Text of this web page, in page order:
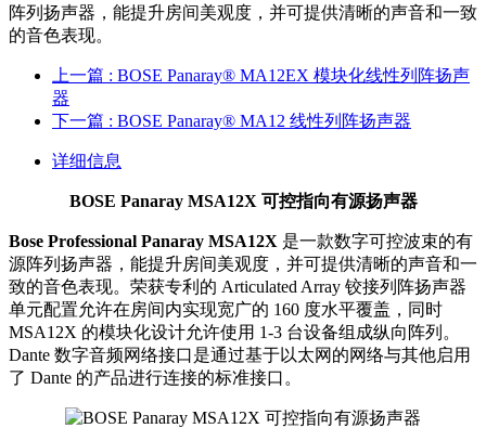
阵列扬声器，能提升房间美观度，并可提供清晰的声音和一致
的音色表现。
上一篇 : BOSE Panaray® MA12EX 模块化线性列阵扬声
器
下一篇 : BOSE Panaray® MA12 线性列阵扬声器
详细信息
BOSE Panaray MSA12X 可控指向有源扬声器
Bose Professional Panaray MSA12X 是一款数字可控波束的有
源阵列扬声器，能提升房间美观度，并可提供清晰的声音和一
致的音色表现。荣获专利的 Articulated Array 铰接列阵扬声器
单元配置允许在房间内实现宽广的 160 度水平覆盖，同时
MSA12X 的模块化设计允许使用 1-3 台设备组成纵向阵列。
Dante 数字音频网络接口是通过基于以太网的网络与其他启用
了 Dante 的产品进行连接的标准接口。